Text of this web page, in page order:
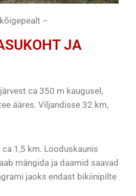
–
JA
ca 350 m kaugusel,
ääres. Viljandisse 32 km,
1,5 km. Looduskaunis
mängida ja daamid saavad
jaoks endast bikiinipilte